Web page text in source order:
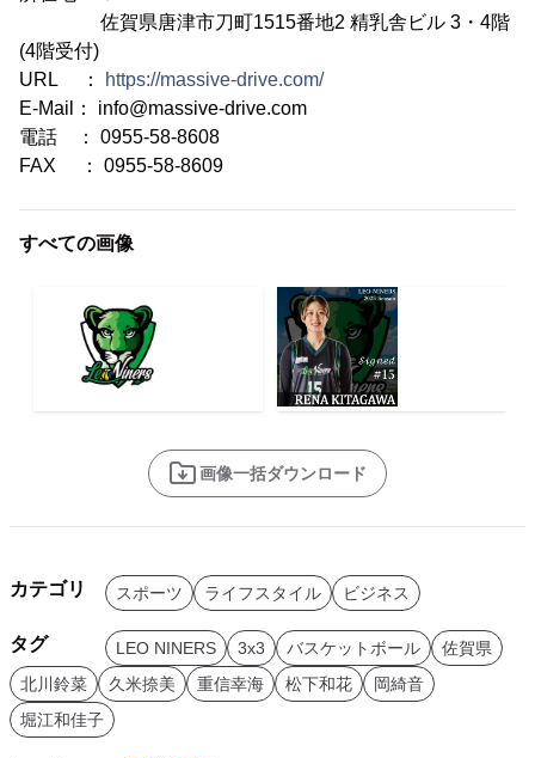
佐賀県唐津市刀町1515番地2 精乳舎ビル 3・4階
(4階受付)
URL ：
https://massive-drive.com/
E-Mail： info@massive-drive.com
電話 ： 0955-58-8608
FAX ： 0955-58-8609
すべての画像
画像一括ダウンロード
カテゴリ スポーツ ライフスタイル ビジネス
タグ LEO NINERS 3x3 バスケットボール
佐賀県
北川鈴菜
久米捺美 重信幸海 松下和花
岡綺音
堀江和佳子